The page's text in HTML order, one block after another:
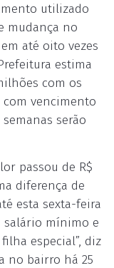
utilizado
mudança no
até oito vezes
estima
com os
com vencimento
serão
passou de R$
diferença de
esta sexta-feira
salário mínimo e
especial”, diz
no bairro há 25